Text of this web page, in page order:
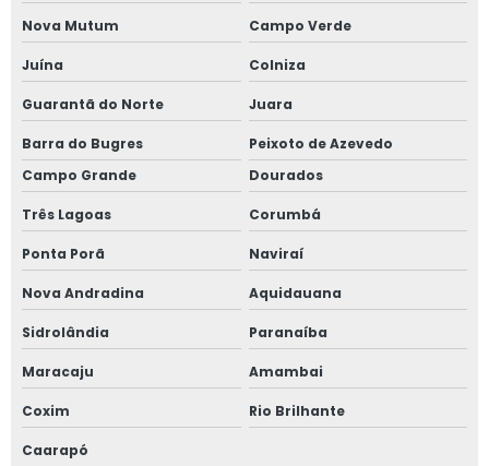
Nova Mutum Campo Verde
Juína Colniza
Guarantã do Norte Juara
Barra do Bugres
Peixoto de Azevedo
Campo Grande
Dourados
Três Lagoas Corumbá
Ponta Porã Naviraí
Nova Andradina Aquidauana
Sidrolândia Paranaíba
Maracaju Amambai
Coxim Rio Brilhante
Caarapó